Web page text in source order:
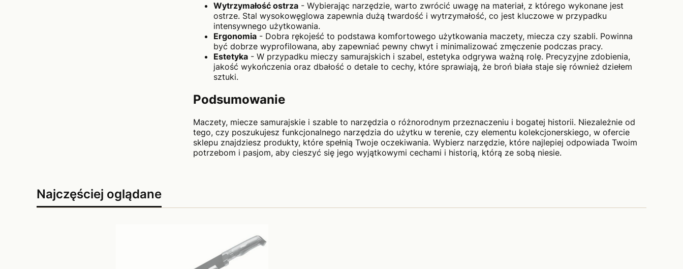
Wytrzymałość ostrza - Wybierając narzędzie, warto zwrócić uwagę na materiał, z którego wykonane jest
ostrze. Stal wysokowęglowa zapewnia dużą twardość i wytrzymałość, co jest kluczowe w przypadku
intensywnego użytkowania.
Ergonomia - Dobra rękojeść to podstawa komfortowego użytkowania maczety, miecza czy szabli. Powinna
być dobrze wyprofilowana, aby zapewniać pewny chwyt i minimalizować zmęczenie podczas pracy.
Estetyka - W przypadku mieczy samurajskich i szabel, estetyka odgrywa ważną rolę. Precyzyjne zdobienia,
jakość wykończenia oraz dbałość o detale to cechy, które sprawiają, że broń biała staje się również dziełem
sztuki.
Podsumowanie
Maczety, miecze samurajskie i szable to narzędzia o różnorodnym przeznaczeniu i bogatej historii. Niezależnie od
tego, czy poszukujesz funkcjonalnego narzędzia do użytku w terenie, czy elementu kolekcjonerskiego, w ofercie
sklepu znajdziesz produkty, które spełnią Twoje oczekiwania. Wybierz narzędzie, które najlepiej odpowiada Twoim
potrzebom i pasjom, aby cieszyć się jego wyjątkowymi cechami i historią, którą ze sobą niesie.
Najczęściej oglądane